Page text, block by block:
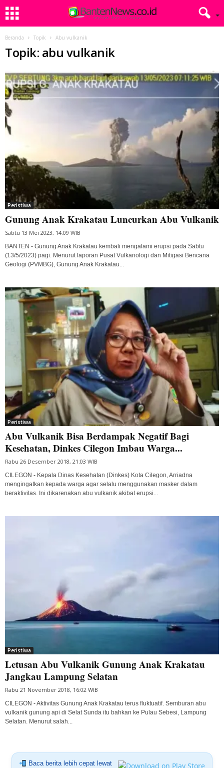
Beranda Topik Abu vulkanik
Topik: abu vulkanik
Peristiwa
Gunung Anak Krakatau Luncurkan Abu Vulkanik
Sabtu 13 Mei 2023, 14:09 WIB
BANTEN - Gunung Anak Krakatau kembali mengalami erupsi pada Sabtu
(13/5/2023) pagi. Menurut laporan Pusat Vulkanologi dan Mitigasi Bencana
Geologi (PVMBG), Gunung Anak Krakatau...
Peristiwa
Abu Vulkanik Bisa Berdampak Negatif Bagi
Kesehatan, Dinkes Cilegon Imbau Warga...
Rabu 26 Desember 2018, 21:03 WIB
CILEGON - Kepala Dinas Kesehatan (Dinkes) Kota Cilegon, Arriadna
mengingatkan kepada warga agar selalu menggunakan masker dalam
beraktivitas. Ini dikarenakan abu vulkanik akibat erupsi...
Peristiwa
Letusan Abu Vulkanik Gunung Anak Krakatau
Jangkau Lampung Selatan
Rabu 21 November 2018, 16:02 WIB
CILEGON - Aktivitas Gunung Anak Krakatau terus fluktuatif. Semburan abu
vulkanik gunung api di Selat Sunda itu bahkan ke Pulau Sebesi, Lampung
Selatan. Menurut salah...
Baca berita lebih cepat lewat